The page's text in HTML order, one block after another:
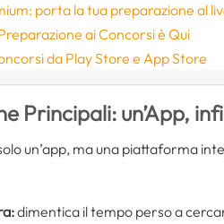
porta la tua preparazione al
ai Concorsi è Qui
da Play Store e App Store
Principali: un’App,
un’app, ma una piattaforma
dimentica il tempo perso a